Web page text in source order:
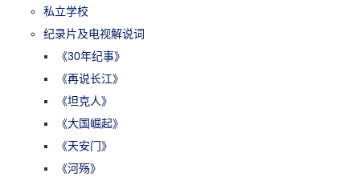
私立学校
纪录片及电视解说词
《30年纪事》
《再说长江》
《坦克人》
《大国崛起》
《天安门》
《河殇》